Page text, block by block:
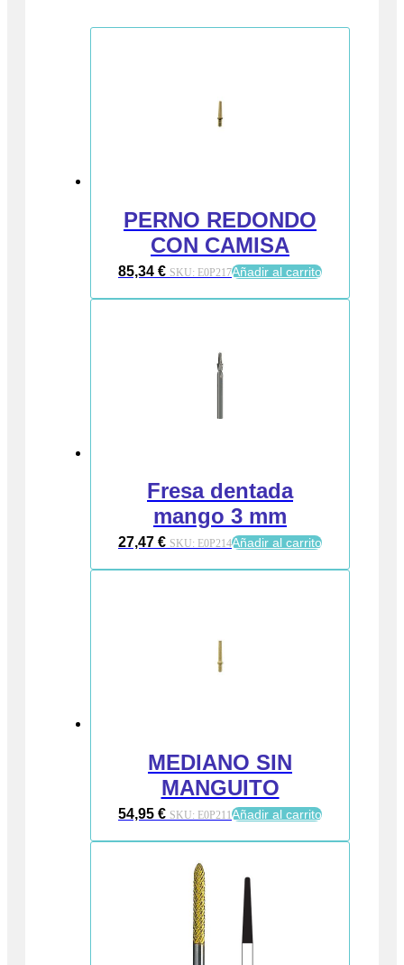
PERNO REDONDO
CON CAMISA
85,34 € SKU: E0P217Añadir al carrito
Fresa dentada
mango 3 mm
27,47 € SKU: E0P214Añadir al carrito
MEDIANO SIN
MANGUITO
54,95 € SKU: E0P211Añadir al carrito